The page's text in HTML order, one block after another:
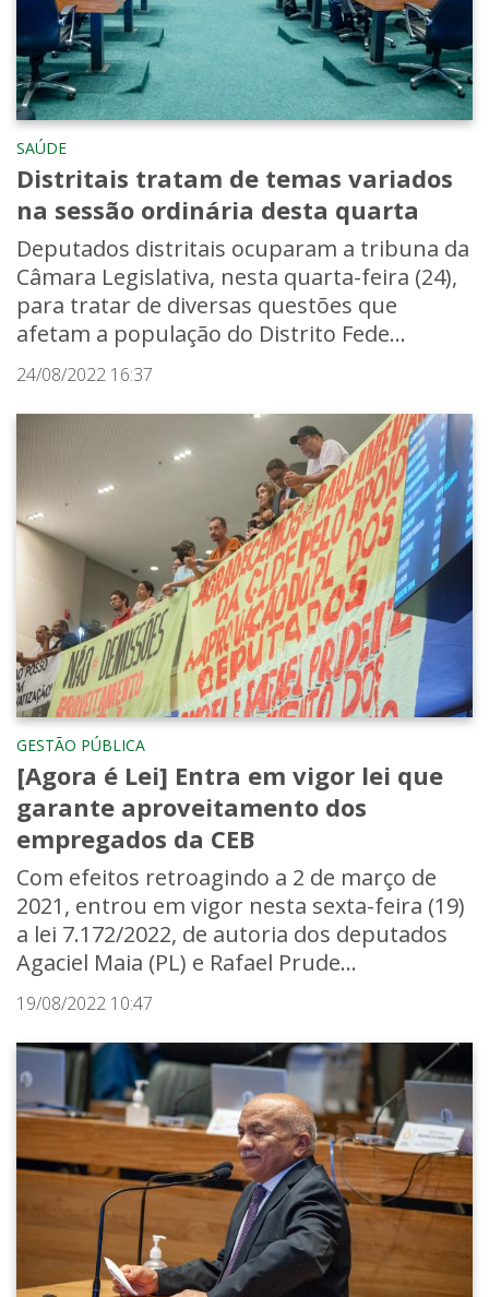
SAÚDE
Distritais tratam de temas variados
na sessão ordinária desta quarta
Deputados distritais ocuparam a tribuna da
Câmara Legislativa, nesta quarta-feira (24),
para tratar de diversas questões que
afetam a população do Distrito Fede...
24/08/2022 16:37
GESTÃO PÚBLICA
[Agora é Lei] Entra em vigor lei que
garante aproveitamento dos
empregados da CEB
Com efeitos retroagindo a 2 de março de
2021, entrou em vigor nesta sexta-feira (19)
a lei 7.172/2022, de autoria dos deputados
Agaciel Maia (PL) e Rafael Prude...
19/08/2022 10:47